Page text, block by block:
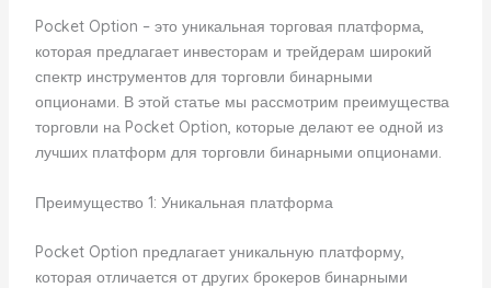
Pocket Option – это уникальная торговая платформа,
которая предлагает инвесторам и трейдерам широкий
спектр инструментов для торговли бинарными
опционами. В этой статье мы рассмотрим преимущества
торговли на Pocket Option, которые делают ее одной из
лучших платформ для торговли бинарными опционами.
Преимущество 1: Уникальная платформа
Pocket Option предлагает уникальную платформу,
которая отличается от других брокеров бинарными